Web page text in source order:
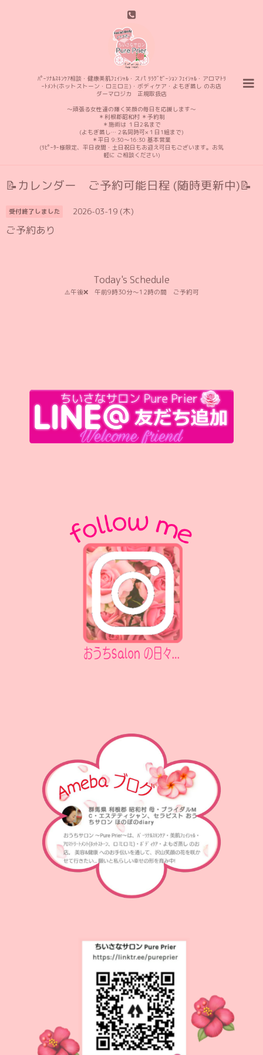
ﾊﾟｰｿﾅﾙｽｷﾝｹｱ相談・健康美肌ﾌｪｲｼｬﾙ・スパ ﾘﾗｸﾞｾﾞｰｼｮﾝ ﾌｪｲｼｬﾙ・アロマﾄﾘ
ｰﾄﾒﾝﾄ(ホットストーン・ロミロミ)・ボディケア・よもぎ蒸し のお店
ダーマロジカ 正規取扱店
〜頑張る女性達の輝く笑顔の毎日を応援します〜
＊利根郡昭和村 ＊予約制
＊施術は １日2名まで
(よもぎ蒸し… 2名同時可×１日1組まで)
＊平日 9:30〜16:30 基本営業
(ﾘﾋﾟｰﾀｰ様限定、平日夜間・土日祝日もお迎え可日もございます。お気
軽に ご相談ください)
📝カレンダー ご予約可能日程 (随時更新中)📝
受付終了しました 2026-03-19 (木)
ご予約あり
Today's Schedule
⚠️午後❌️ 午前9時30分〜12時の間 ご予約可